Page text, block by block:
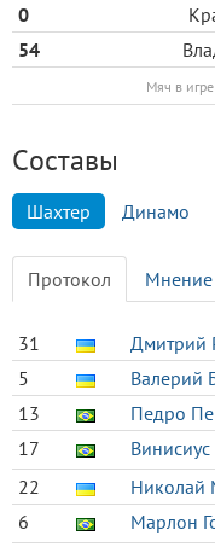
0
54
Мяч в
Cоставы
Шахтер Динамо
Протокол Мнение
31
Дмитрий
5
Валерий
13
Педро
17
22
Николай
6
Марлон